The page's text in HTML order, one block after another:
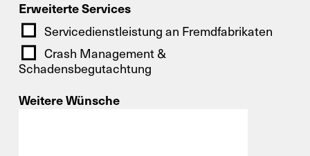
Erweiterte Services
Servicedienstleistung an Fremdfabrikaten
Crash Management &
Schadensbegutachtung
Weitere Wünsche
Nutzen Sie gerne unser Kontaktformular
und schicken Sie uns Ihre Anfrage.
Allgemein